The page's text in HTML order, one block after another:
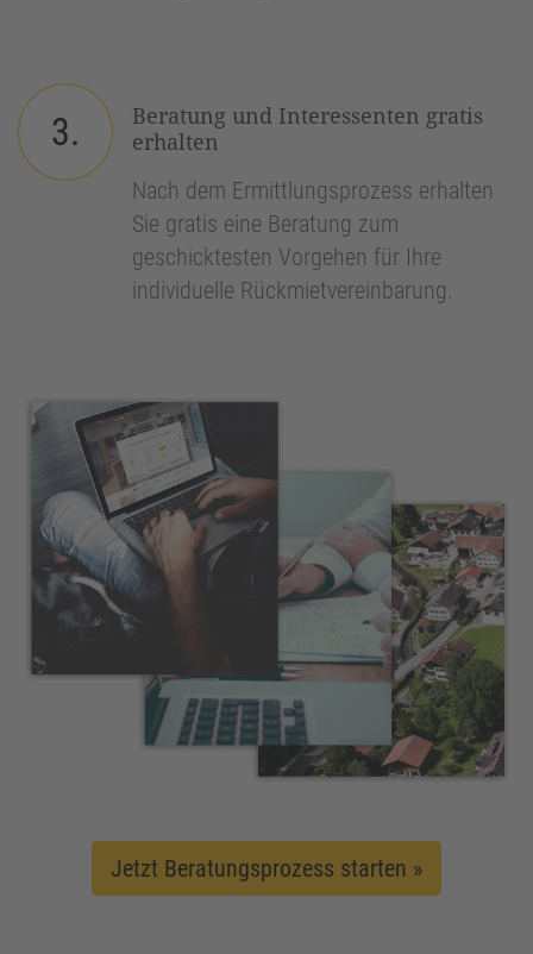
3.
Beratung und Interessenten gratis
erhalten
Nach dem Ermittlungsprozess erhalten
Sie gratis eine Beratung zum
geschicktesten Vorgehen für Ihre
individuelle Rückmietvereinbarung.
Jetzt Beratungsprozess starten »